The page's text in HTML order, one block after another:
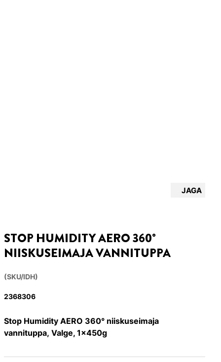
JAGA
STOP HUMIDITY AERO 360°
NIISKUSEIMAJA VANNITUPPA
(SKU/IDH)
2368306
Stop Humidity AERO 360° niiskuseimaja
vannituppa, Valge, 1x450g